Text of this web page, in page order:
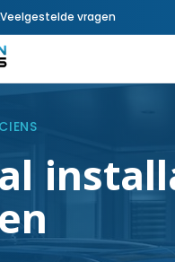
Veelgestelde vragen